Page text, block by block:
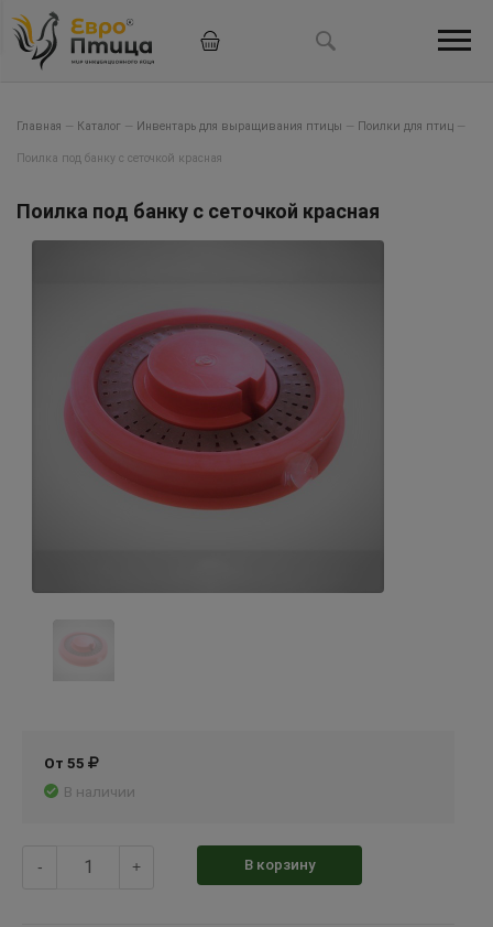
Главная — Каталог — Инвентарь для выращивания птицы — Поилки для птиц —
Поилка под банку с сеточкой красная
Поилка под банку с сеточкой красная
От 55
В наличии
- + В корзину